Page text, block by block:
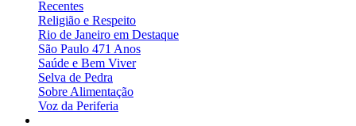
Recentes
Religião e Respeito
Rio de Janeiro em Destaque
São Paulo 471 Anos
Saúde e Bem Viver
Selva de Pedra
Sobre Alimentação
Voz da Periferia